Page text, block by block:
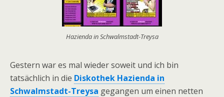
Hazienda in Schwalmstadt-Treysa
Gestern war es mal wieder soweit und ich bin
tatsächlich in die Diskothek Hazienda in
Schwalmstadt-Treysa gegangen um einen netten